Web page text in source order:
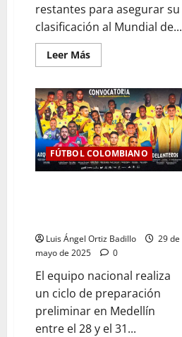
restantes para asegurar su
clasificación al Mundial de...
Leer Más
FÚTBOL COLOMBIANO
Luis Ángel Ortiz Badillo
29 de
mayo de 2025
0
El equipo nacional realiza
un ciclo de preparación
preliminar en Medellín
entre el 28 y el 31...